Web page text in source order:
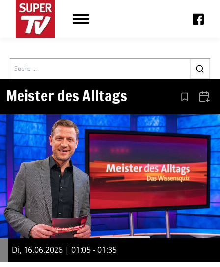
Search
Meister des Alltags Aus den
Di, 16.06.2026 | 01:05 - 01:35